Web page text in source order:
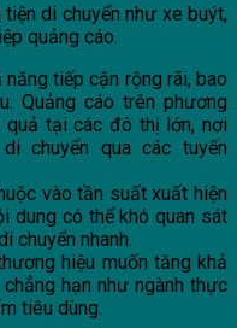
di chuyển như xe buýt,
quảng cáo.
tiếp cận rộng rãi, bao
Quảng cáo trên phương
tại các đô thị lớn, nơi
chuyển qua các tuyến
vào tần suất xuất hiện
dung có thể khó quan sát
chuyển nhanh.
hiệu muốn tăng khả
hạn như ngành thực
tiêu dùng.